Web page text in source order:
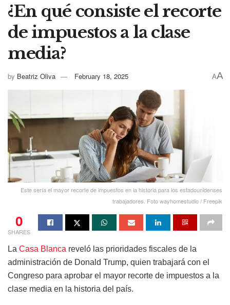
¿En qué consiste el recorte
de impuestos a la clase
media?
by Beatriz Oliva February 18, 2025 AA
Este sería el mayor recorte de impuestos en la historia para los estadounidenses
trabajadores. Foto wayhomestudio / Freepik
0
SHARES
La Casa Blanca reveló las prioridades fiscales de la
administración de Donald Trump, quien trabajará con el
Congreso para aprobar el mayor recorte de impuestos a la
clase media en la historia del país.